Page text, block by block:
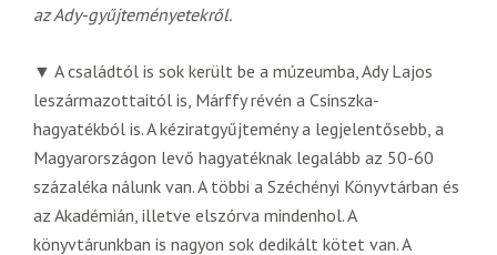
az Ady-gyűjteményetekről.
▼ A családtól is sok került be a múzeumba, Ady Lajos
leszármazottaitól is, Márffy révén a Csinszka-
hagyatékból is. A kéziratgyűjtemény a legjelentősebb, a
Magyarországon levő hagyatéknak legalább az 50-60
százaléka nálunk van. A többi a Széchényi Könyvtárban és
az Akadémián, illetve elszórva mindenhol. A
könyvtárunkban is nagyon sok dedikált kötet van. A